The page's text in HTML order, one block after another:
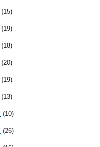
(15)
(19)
(18)
(20)
(19)
(13)
(10)
(26)